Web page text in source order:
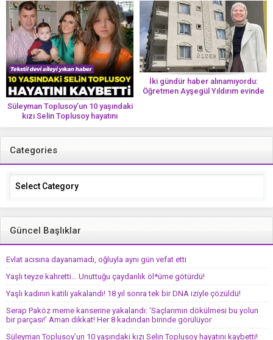
Süleyman Toplusoy’un 10 yaşındaki
kızı Selin Toplusoy hayatını
kaybetti! ‘Ah dünya güzeli melek’
İki gündür haber alınamıyordu:
Öğretmen Ayşegül Yıldırım evinde
Categories
Categories
Güncel Başlıklar
Evlat acısına dayanamadı, oğluyla aynı gün vefat etti
Yaşlı teyze kahretti… Unuttuğu çaydanlık öl*üme götürdü!
Yaşlı kadının katili yakalandı! 18 yıl sonra tek bir DNA iziyle çözüldü!
Serap Paköz meme kanserine yakalandı: ‘Saçlarımın dökülmesi bu yolun
bir parçası!’ Aman dikkat! Her 8 kadından birinde görülüyor
Süleyman Toplusoy’un 10 yaşındaki kızı Selin Toplusoy hayatını kaybetti!